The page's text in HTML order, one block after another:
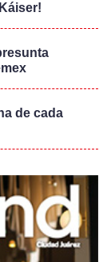
de cada